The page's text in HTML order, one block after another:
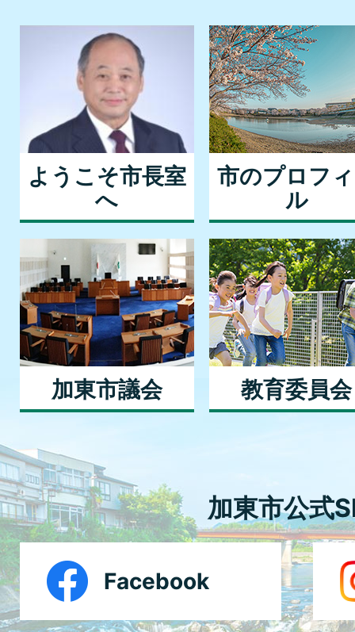
ようこそ市長室
へ
市のプロフ
ル
加東市議会 教育委員会
加東市公式
Facebook